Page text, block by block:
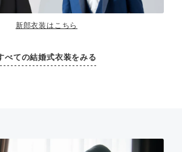
新郎衣装はこちら
べての結婚式衣装をみる